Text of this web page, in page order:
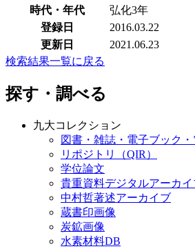
時代・年代
弘化3年
登録日
2016.03.22
更新日
2021.06.23
検索結果一覧に戻る
探す・調べる
九大コレクション
図書・雑誌・電子ブック
リポジトリ（QIR）
学位論文
貴重資料デジタルアーカイ
中村哲著述アーカイブ
蔵書印画像
炭鉱画像
水素材料DB